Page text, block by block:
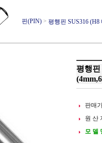
핀(PIN) > 평행핀 SUS316 (h8
평행핀
판매
원 산
모 델